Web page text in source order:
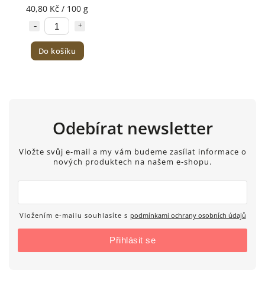
40,80 Kč / 100 g
Do košíku
Odebírat newsletter
Vložte svůj e-mail a my vám budeme zasílat informace o
nových produktech na našem e-shopu.
Vložením e-mailu souhlasíte s podmínkami ochrany osobních údajů
Přihlásit se